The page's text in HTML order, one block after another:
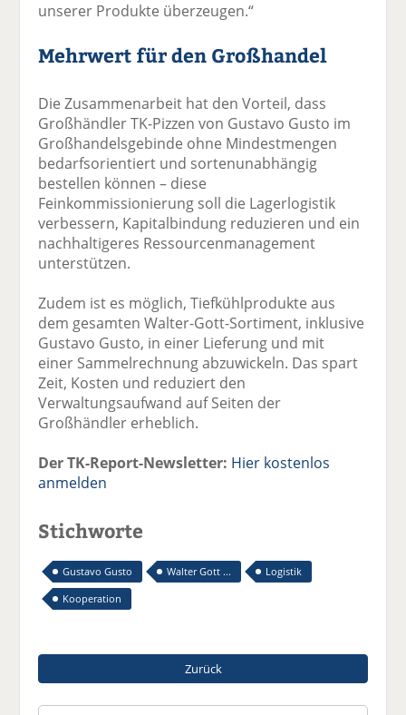
unserer Produkte überzeugen.“
Mehrwert für den Großhandel
Die Zusammenarbeit hat den Vorteil, dass
Großhändler TK-Pizzen von Gustavo Gusto im
Großhandelsgebinde ohne Mindestmengen
bedarfsorientiert und sortenunabhängig
bestellen können – diese
Feinkommissionierung soll die Lagerlogistik
verbessern, Kapitalbindung reduzieren und ein
nachhaltigeres Ressourcenmanagement
unterstützen.
Zudem ist es möglich, Tiefkühlprodukte aus
dem gesamten Walter-Gott-Sortiment, inklusive
Gustavo Gusto, in einer Lieferung und mit
einer Sammelrechnung abzuwickeln. Das spart
Zeit, Kosten und reduziert den
Verwaltungsaufwand auf Seiten der
Großhändler erheblich.
Der TK-Report-Newsletter: Hier kostenlos
anmelden
Stichworte
Gustavo Gusto Walter Gott ...
Logistik
Kooperation
Zurück